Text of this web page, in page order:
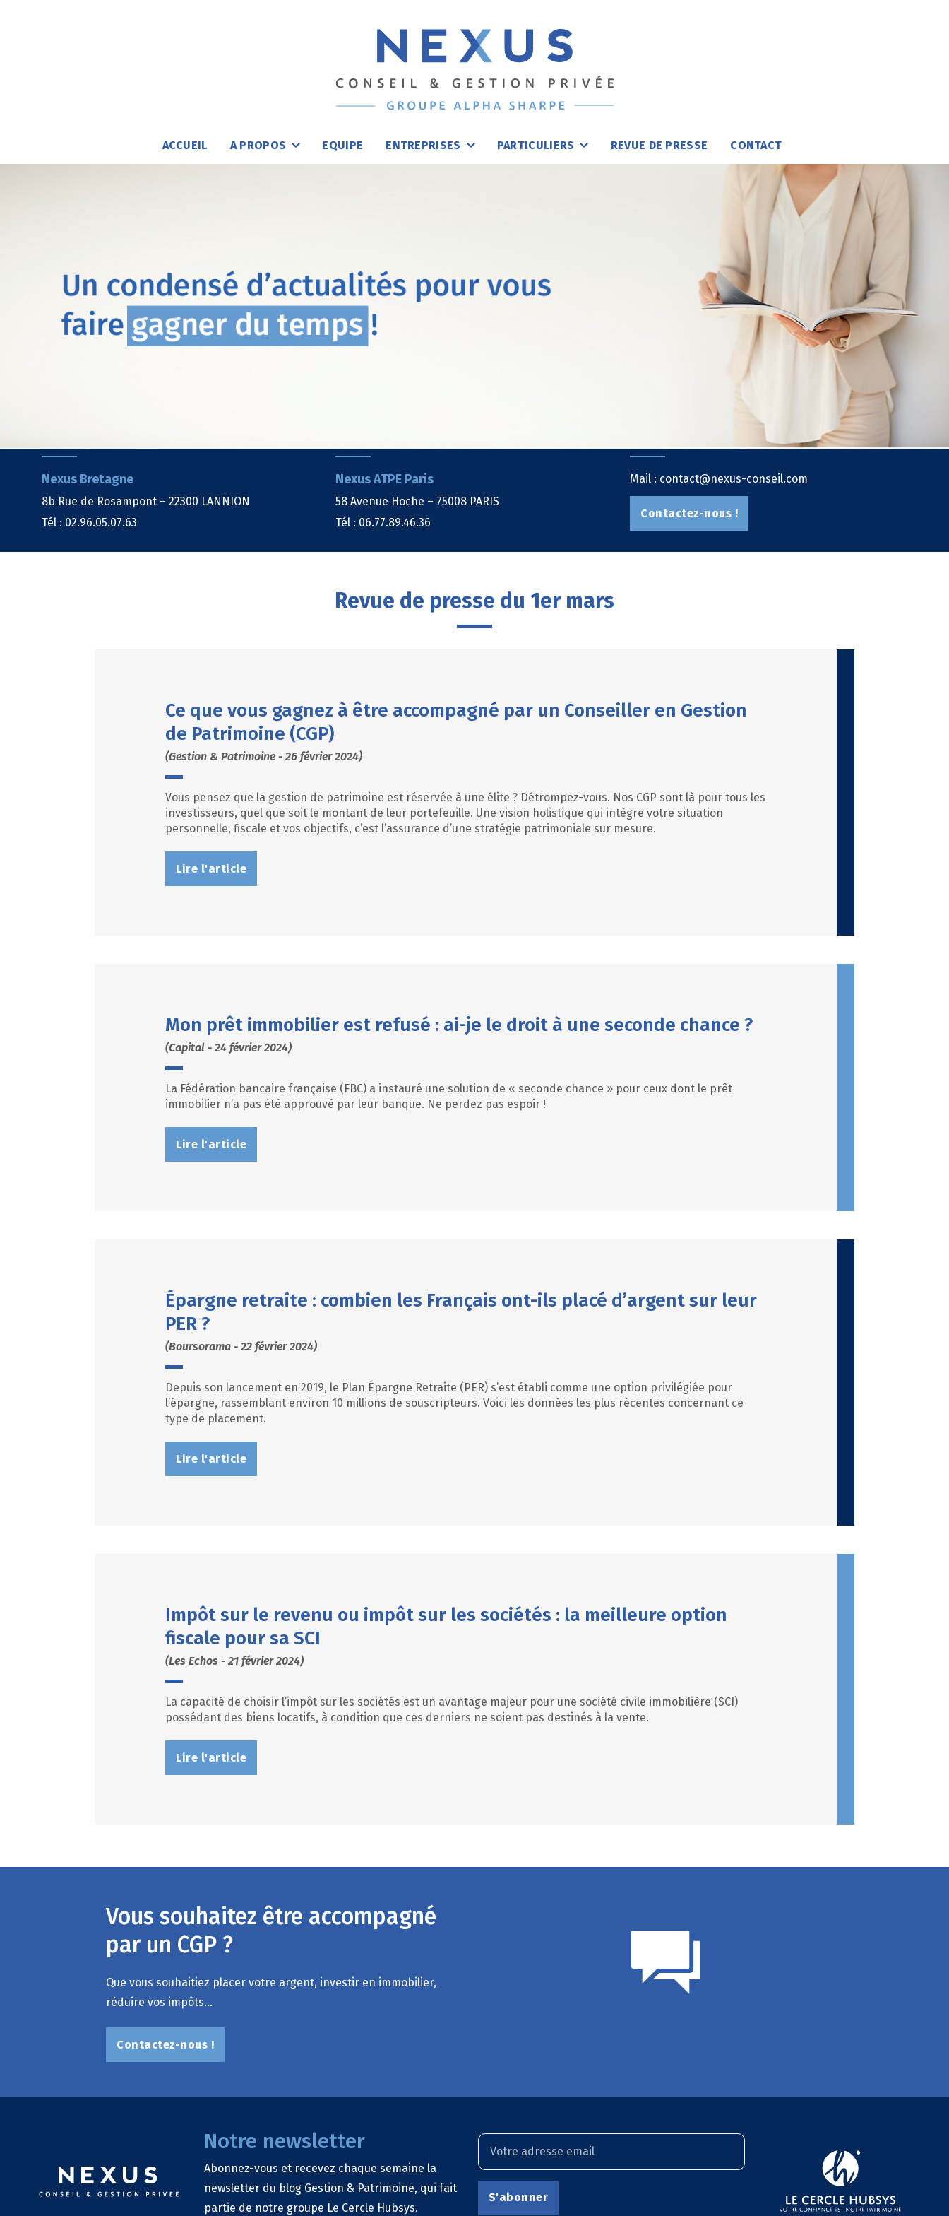
ACCUEIL A PROPOS EQUIPE ENTREPRISES PARTICULIERS REVUE DE PRESSE CONTACT
Nexus Bretagne
8b Rue de Rosampont – 22300 LANNION
Tél : 02.96.05.07.63
Nexus ATPE Paris
58 Avenue Hoche – 75008 PARIS
Tél : 06.77.89.46.36
Mail : contact@nexus-conseil.com
Contactez-nous !
Revue de presse du 1er mars
Ce que vous gagnez à être accompagné par un Conseiller en Gestion
de Patrimoine (CGP)
(Gestion & Patrimoine - 26 février 2024)
Vous pensez que la gestion de patrimoine est réservée à une élite ? Détrompez-vous. Nos CGP sont là pour tous les
investisseurs, quel que soit le montant de leur portefeuille. Une vision holistique qui intègre votre situation
personnelle, fiscale et vos objectifs, c’est l’assurance d’une stratégie patrimoniale sur mesure.
Lire l'article
Mon prêt immobilier est refusé : ai-je le droit à une seconde chance ?
(Capital - 24 février 2024)
La Fédération bancaire française (FBC) a instauré une solution de « seconde chance » pour ceux dont le prêt
immobilier n’a pas été approuvé par leur banque. Ne perdez pas espoir !
Lire l'article
Épargne retraite : combien les Français ont-ils placé d’argent sur leur
PER ?
(Boursorama - 22 février 2024)
Depuis son lancement en 2019, le Plan Épargne Retraite (PER) s’est établi comme une option privilégiée pour
l’épargne, rassemblant environ 10 millions de souscripteurs. Voici les données les plus récentes concernant ce
type de placement.
Lire l'article
Impôt sur le revenu ou impôt sur les sociétés : la meilleure option
fiscale pour sa SCI
(Les Echos - 21 février 2024)
La capacité de choisir l’impôt sur les sociétés est un avantage majeur pour une société civile immobilière (SCI)
possédant des biens locatifs, à condition que ces derniers ne soient pas destinés à la vente.
Lire l'article
Vous souhaitez être accompagné
par un CGP ?
Que vous souhaitiez placer votre argent, investir en immobilier,
réduire vos impôts...
Contactez-nous !
Notre newsletter
Abonnez-vous et recevez chaque semaine la
newsletter du blog Gestion & Patrimoine, qui fait
partie de notre groupe Le Cercle Hubsys.